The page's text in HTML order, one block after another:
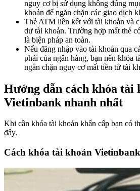
nguy cơ bị sử dụng không đúng
khoản để ngăn chặn các giao dịch
Thẻ ATM liên kết với tài khoản và
dư tài khoản. Trường hợp mất thẻ
là biện pháp an toàn.
Nếu đăng nhập vào tài khoản qua
phải của ngân hàng, bạn nên khóa
ngăn chặn nguy cơ mất tiền từ tài
Hướng dẫn cách khóa tài
Vietinbank nhanh nhất
Khi cần khóa tài khoản khẩn cấp bạn có
đây.
Cách khóa tài khoản